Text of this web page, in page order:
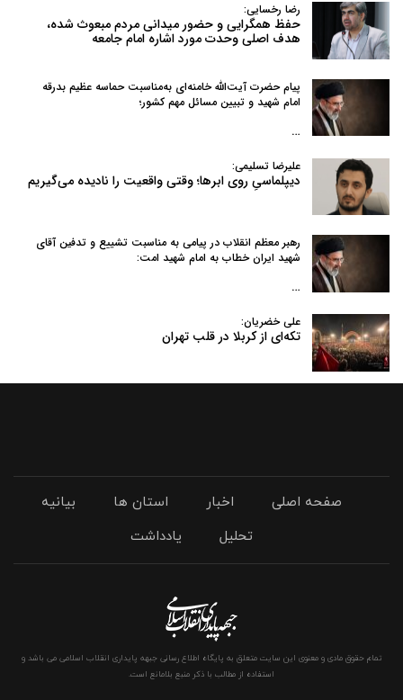
رضا رخسایی:
حفظ همگرایی و حضور میدانی مردم مبعوث شده،
هدف اصلی وحدت مورد اشاره امام جامعه
پیام حضرت آیت‌الله خامنه‌ای به‌مناسبت حماسه عظیم بدرقه
امام شهید و تبیین مسائل مهم کشور؛
…
علیرضا تسلیمی:
دیپلماسیِ روی ابرها؛ وقتی واقعیت را نادیده می‌گیریم
رهبر معظم انقلاب در پیامی به‌ مناسبت تشییع و تدفین آقای
شهید ایران خطاب به امام شهید امت:
…
علی خضریان:
تکه‌ای از کربلا در قلب تهران
صفحه اصلی اخبار استان ها
بیانیه
تحلیل
یادداشت
تمام حقوق مادی و معنوی این سایت متعلق به پایگاه اطلاع رسانی جبهه پایداری انقلاب اسلامی می باشد و
استفاده از مطالب با ذکر منبع بلامانع است.